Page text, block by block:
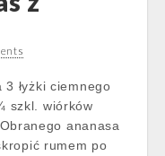
3 łyżki ciemnego
szkl. wiórków
ananasa
rumem po